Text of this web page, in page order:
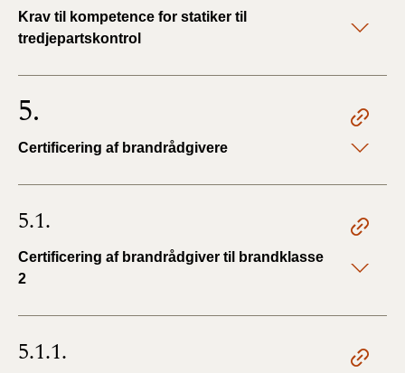
Krav til kompetence for statiker til
tredjepartskontrol
5.
Certificering af brandrådgivere
5.1.
Certificering af brandrådgiver til brandklasse
2
5.1.1.